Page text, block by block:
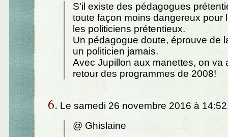
S'il existe des pédagogues
toute façon moins dangereux pour
les politiciens prétentieux.
Un pédagogue doute, éprouve de
un politicien jamais.
Avec Jupillon aux manettes, on va
retour des programmes de 2008!
6. Le samedi 26 novembre 2016 à
@ Ghislaine